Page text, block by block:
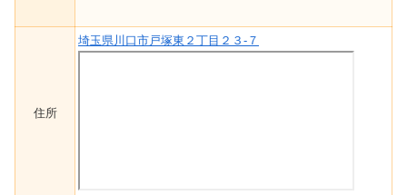
住所
埼玉県川口市戸塚東２丁目２３-７